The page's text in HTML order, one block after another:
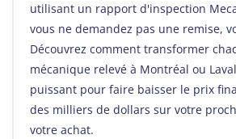
utilisant un rapport d'inspection
vous ne demandez pas une remise,
Découvrez comment transformer
mécanique relevé à Montréal ou
puissant pour faire baisser le prix
des milliers de dollars sur votre
votre achat.